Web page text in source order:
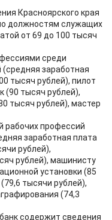
Красноярского края
должностям служащих
от 69 до 100 тысяч
среди
заработная
тысяч рублей), пилот
(90 тысяч рублей),
тысяч рублей), мастер
рабочих профессий
заработная плата
рублей),
рублей), машинисту
установки (85
тысячи рублей),
(74,3
содержит сведения